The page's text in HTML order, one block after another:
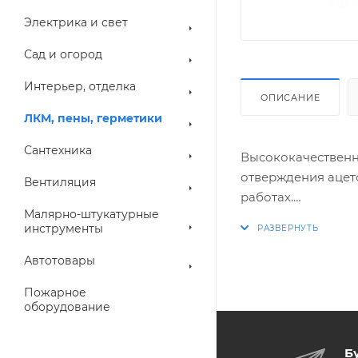
Электрика и свет
Сад и огород
Интерьер, отделка
ЛКМ, пены, герметики
Сантехника
Вентиляция
Малярно-штукатурные
инструменты
Автотовары
Пожарное
оборудование
ОПИСАНИЕ
отверждения
работах.